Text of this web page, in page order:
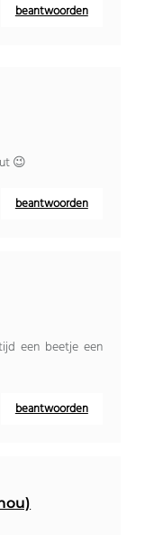
beantwoorden
😉
beantwoorden
een beetje een
beantwoorden